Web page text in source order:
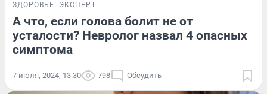
ЗДОРОВЬЕ ЭКСПЕРТ
А что, если голова болит не от
усталости? Невролог назвал 4 опасных
симптома
7 июля, 2024, 13:30 798 Обсудить